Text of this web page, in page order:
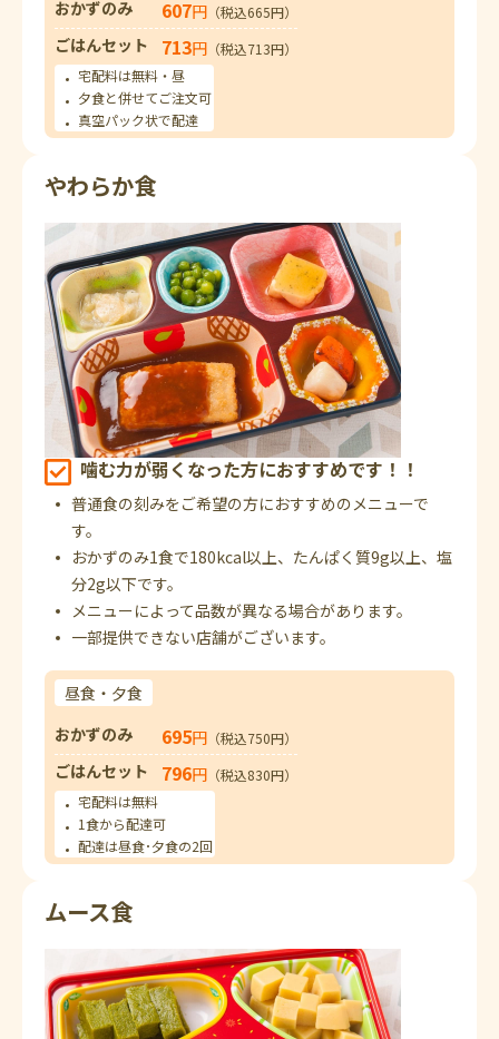
おかずのみ
607円 （税込665円）
ごはんセット 713円 （税込713円）
宅配料は無料・昼
夕食と併せてご注文可
真空パック状で配達
やわらか食
噛む力が弱くなった方におすすめです！！
普通食の刻みをご希望の方におすすめのメニューで
す。
おかずのみ1食で180kcal以上、たんぱく質9g以上、塩
分2g以下です。
メニューによって品数が異なる場合があります。
一部提供できない店舗がございます。
昼食・夕食
おかずのみ
695円 （税込750円）
ごはんセット 796円 （税込830円）
宅配料は無料
1食から配達可
配達は昼食･夕食の2回
ムース食